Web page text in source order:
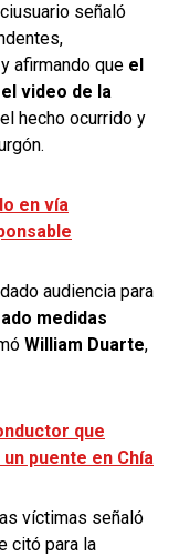
señaló
afirmando que el
video de la
hecho ocurrido y
en vía
audiencia para
medidas
William Duarte,
que
puente en Chía
víctimas señaló
citó para la